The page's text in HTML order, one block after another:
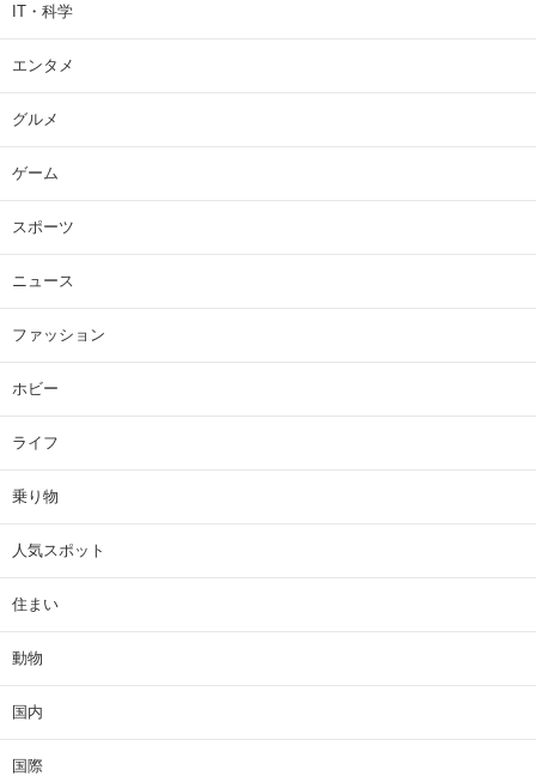
IT・科学
エンタメ
グルメ
ゲーム
スポーツ
ニュース
ファッション
ホビー
ライフ
乗り物
人気スポット
住まい
動物
国内
国際